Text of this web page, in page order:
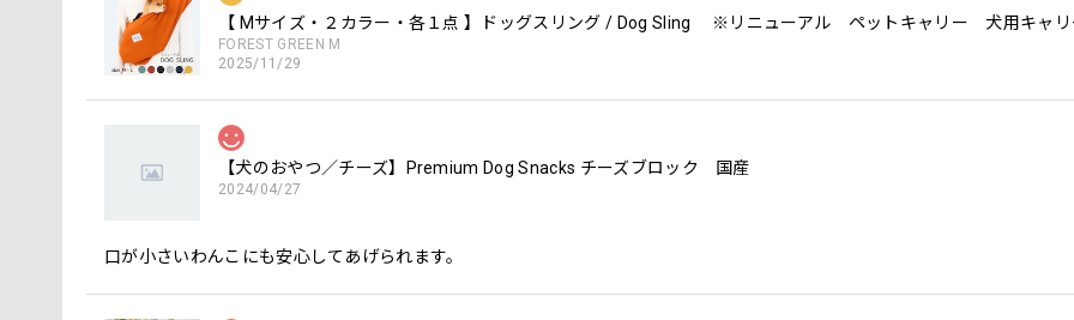
FOREST GREEN M
2025/11/29
【犬のおやつ／チーズ】Premium Dog Snacks チーズブロック 国産
2024/04/27
口が小さいわんこにも安心してあげられます。